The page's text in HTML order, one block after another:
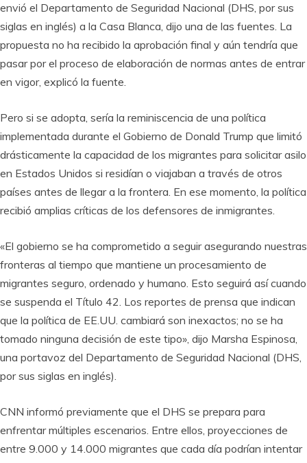
envió el Departamento de Seguridad Nacional (DHS, por sus
siglas en inglés) a la Casa Blanca, dijo una de las fuentes. La
propuesta no ha recibido la aprobación final y aún tendría que
pasar por el proceso de elaboración de normas antes de entrar
en vigor, explicó la fuente.
Pero si se adopta, sería la reminiscencia de una política
implementada durante el Gobierno de Donald Trump que limitó
drásticamente la capacidad de los migrantes para solicitar asilo
en Estados Unidos si residían o viajaban a través de otros
países antes de llegar a la frontera. En ese momento, la política
recibió amplias críticas de los defensores de inmigrantes.
«El gobierno se ha comprometido a seguir asegurando nuestras
fronteras al tiempo que mantiene un procesamiento de
migrantes seguro, ordenado y humano. Esto seguirá así cuando
se suspenda el Título 42. Los reportes de prensa que indican
que la política de EE.UU. cambiará son inexactos; no se ha
tomado ninguna decisión de este tipo», dijo Marsha Espinosa,
una portavoz del Departamento de Seguridad Nacional (DHS,
por sus siglas en inglés).
CNN informó previamente que el DHS se prepara para
enfrentar múltiples escenarios. Entre ellos, proyecciones de
entre 9.000 y 14.000 migrantes que cada día podrían intentar